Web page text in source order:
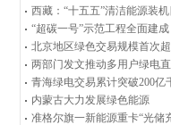
西藏：“十五五”清洁能源装机
“超碳一号”示范工程全面建成
北京地区绿色交易规模首次
两部门发文推动多用户绿电
青海绿电交易累计突破200亿
内蒙古大力发展绿色能源
准格尔旗一新能源重卡“光储